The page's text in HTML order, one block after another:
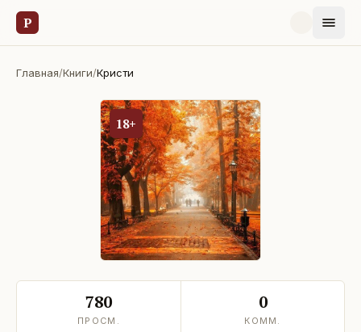
Р
Главная/Книги/Кристи
18+
780
ПРОСМ.
0
КОММ.